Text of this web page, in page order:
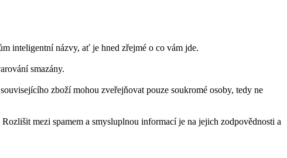
inteligentní názvy, ať je hned zřejmé o co vám jde.
smazány.
zboží mohou zveřejňovat pouze soukromé osoby, tedy ne
mezi spamem a smysluplnou informací je na jejich zodpovědnosti a